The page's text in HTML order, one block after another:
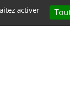
activer